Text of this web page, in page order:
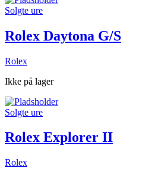
Solgte ure
Rolex Daytona G/S
Rolex
Ikke på lager
Solgte ure
Rolex Explorer II
Rolex